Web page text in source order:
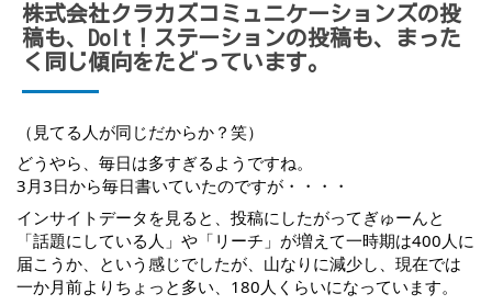
株式会社クラカズコミュニケーションズの投
稿も、DoIt！ステーションの投稿も、まった
く同じ傾向をたどっています。
（見てる人が同じだからか？笑）
どうやら、毎日は多すぎるようですね。
3月3日から毎日書いていたのですが・・・・
インサイトデータを見ると、投稿にしたがってぎゅーんと
「話題にしている人」や「リーチ」が増えて一時期は400人に
届こうか、という感じでしたが、山なりに減少し、現在では
一か月前よりちょっと多い、180人くらいになっています。